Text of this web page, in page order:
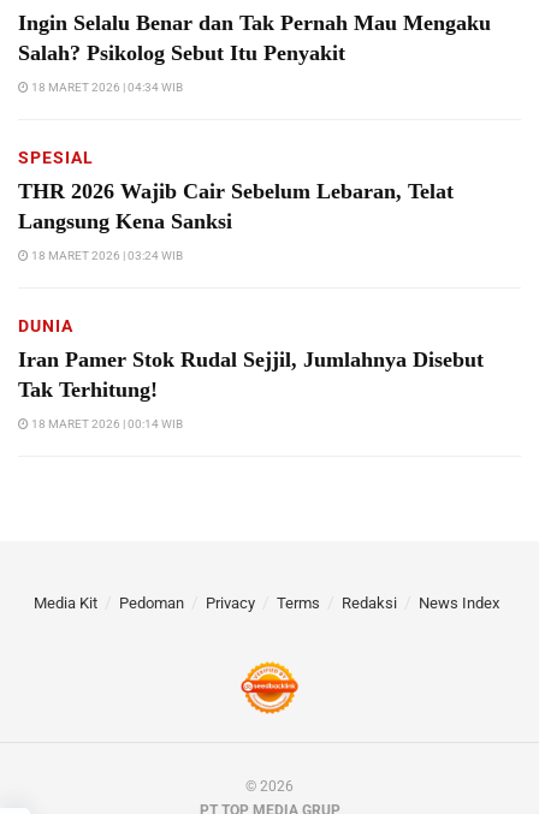
Ingin Selalu Benar dan Tak Pernah Mau Mengaku
Salah? Psikolog Sebut Itu Penyakit
18 MARET 2026 | 04:34 WIB
SPESIAL
THR 2026 Wajib Cair Sebelum Lebaran, Telat
Langsung Kena Sanksi
18 MARET 2026 | 03:24 WIB
DUNIA
Iran Pamer Stok Rudal Sejjil, Jumlahnya Disebut
Tak Terhitung!
18 MARET 2026 | 00:14 WIB
Media Kit Pedoman Privacy Terms Redaksi News Index
© 2026
PT TOP MEDIA GRUP